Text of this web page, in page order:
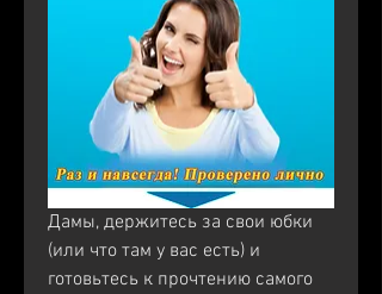
Дамы, держитесь за свои юбки
(или что там у вас есть) и
готовьтесь к прочтению самого